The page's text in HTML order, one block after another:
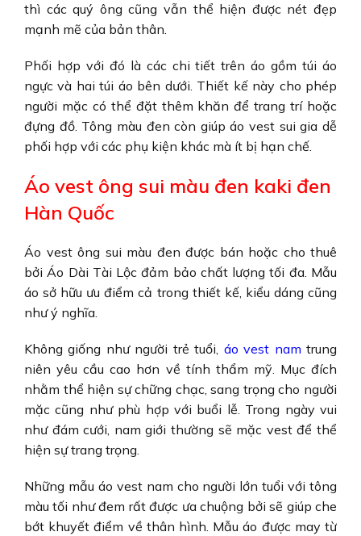
thì các quý ông cũng vẫn thể hiện được nét đẹp
mạnh mẽ của bản thân.
Phối hợp với đó là các chi tiết trên áo gồm túi áo
ngực và hai túi áo bên dưới. Thiết kế này cho phép
người mặc có thể đặt thêm khăn để trang trí hoặc
đựng đồ. Tông màu đen còn giúpáo vest sui giadễ
phối hợp với các phụ kiện khác mà ít bị hạn chế.
Áo vest ông sui màu đen kaki đen
Hàn Quốc
Áo vest ông sui màu đen được bán hoặc cho thuê
bởi Áo Dài Tài Lộc đảm bảo chất lượng tối đa. Mẫu
áo sở hữu ưu điểm cả trong thiết kế, kiểu dáng cũng
như ý nghĩa.
Không giống như người trẻ tuổi, áo vest nam trung
niênyêu cầu cao hơn về tính thẩm mỹ. Mục đích
nhằm thể hiện sự chững chạc, sang trọng cho người
mặc cũng như phù hợp với buổi lễ. Trong ngày vui
như đám cưới, nam giới thường sẽ mặc vest để thể
hiện sự trang trọng.
Những mẫu áo vest nam cho người lớn tuổivới tông
màu tối như đem rất được ưa chuộng bởi sẽ giúp che
bớt khuyết điểm về thân hình. Mẫu áo được may từ